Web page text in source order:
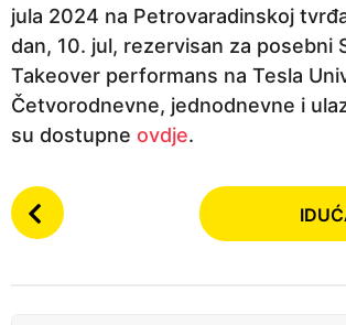
jula 2024 na Petrovaradinskoj
dan, 10. jul, rezervisan za posebni
Takeover performans na Tesla
Četvorodnevne, jednodnevne i
su dostupne ovdje.
P
o